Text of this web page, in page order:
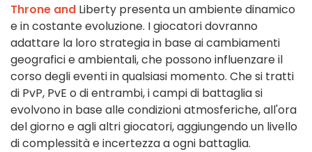
Throne and Liberty presenta un ambiente dinamico
e in costante evoluzione. I giocatori dovranno
adattare la loro strategia in base ai cambiamenti
geografici e ambientali, che possono influenzare il
corso degli eventi in qualsiasi momento. Che si tratti
di PvP, PvE o di entrambi, i campi di battaglia si
evolvono in base alle condizioni atmosferiche, all'ora
del giorno e agli altri giocatori, aggiungendo un livello
di complessità e incertezza a ogni battaglia.